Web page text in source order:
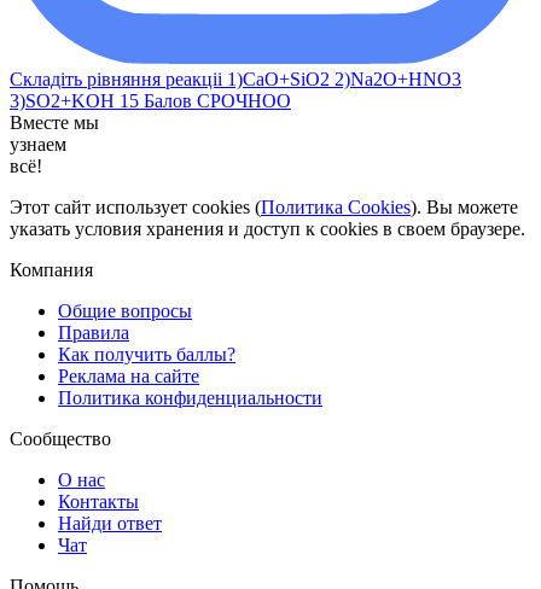
Складіть рівняння реакціі 1)CaO+SiO2 2)Na2O+HNO3
3)SO2+KOH 15 Балов СРОЧНОО​
Вместе мы
узнаем
всё!
Этот сайт использует cookies (Политика Cookies). Вы можете
указать условия хранения и доступ к cookies в своем браузере.
Компания
Общие вопросы
Правила
Как получить баллы?
Реклама на сайте
Политика конфиденциальности
Сообщество
О нас
Контакты
Найди ответ
Чат